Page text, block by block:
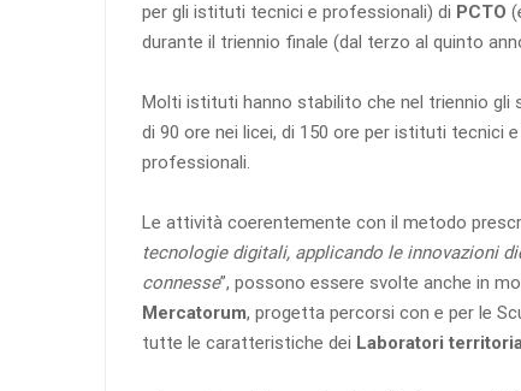
per gli istituti tecnici e professionali) di PCTO
durante il triennio finale (dal terzo al quinto
Molti istituti hanno stabilito che nel triennio gli
di 90 ore nei licei, di 150 ore per istituti tecnici
professionali.
Le attività coerentemente con il metodo
tecnologie digitali, applicando le innovazioni
connesse”, possono essere svolte anche in
Mercatorum, progetta percorsi con e per le
tutte le caratteristiche dei Laboratori